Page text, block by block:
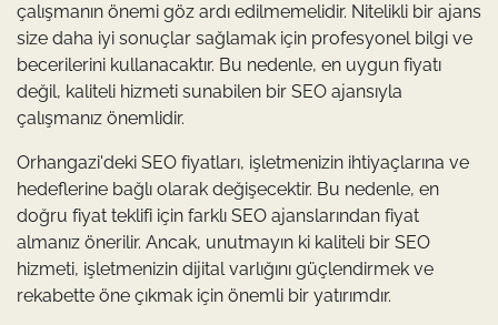
çalışmanın önemi göz ardı edilmemelidir. Nitelikli bir ajans
size daha iyi sonuçlar sağlamak için profesyonel bilgi ve
becerilerini kullanacaktır. Bu nedenle, en uygun fiyatı
değil, kaliteli hizmeti sunabilen bir SEO ajansıyla
çalışmanız önemlidir.
Orhangazi'deki SEO fiyatları, işletmenizin ihtiyaçlarına ve
hedeflerine bağlı olarak değişecektir. Bu nedenle, en
doğru fiyat teklifi için farklı SEO ajanslarından fiyat
almanız önerilir. Ancak, unutmayın ki kaliteli bir SEO
hizmeti, işletmenizin dijital varlığını güçlendirmek ve
rekabette öne çıkmak için önemli bir yatırımdır.